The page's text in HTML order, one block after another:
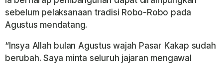
sebelum pelaksanaan tradisi Robo-Robo pada
Agustus mendatang.
“Insya Allah bulan Agustus wajah Pasar Kakap sudah
berubah. Saya minta seluruh jajaran mengawal